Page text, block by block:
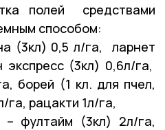
полей средствами
способом:
(3кл) 0,5 л/га, ларнет
(3кл) 0,6л/га,
борей (1 кл. для пчел,
га, рацакти 1л/га,
– фултайм (3кл) 2л/га,